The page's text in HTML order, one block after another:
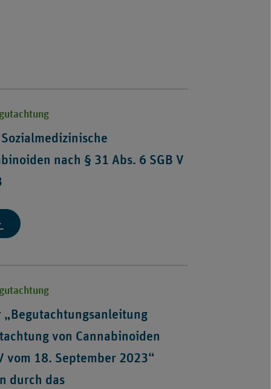
nach § 31 Abs. 6 SGB V
„Begutachtungsanleitung
von Cannabinoiden
vom 18. September 2023“
durch das